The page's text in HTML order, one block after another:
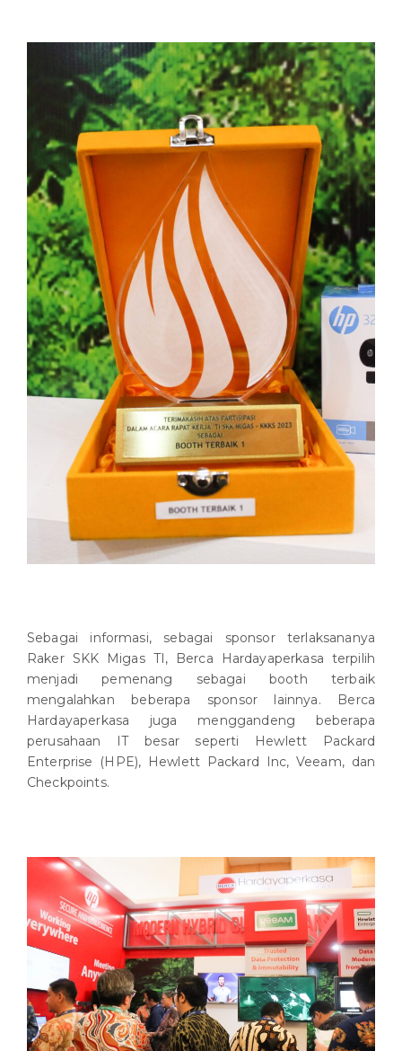
Sebagai informasi, sebagai sponsor terlaksananya
Raker SKK Migas TI, Berca Hardayaperkasa terpilih
menjadi pemenang sebagai booth terbaik
mengalahkan beberapa sponsor lainnya. Berca
Hardayaperkasa juga menggandeng beberapa
perusahaan IT besar seperti Hewlett Packard
Enterprise (HPE), Hewlett Packard Inc, Veeam, dan
Checkpoints.